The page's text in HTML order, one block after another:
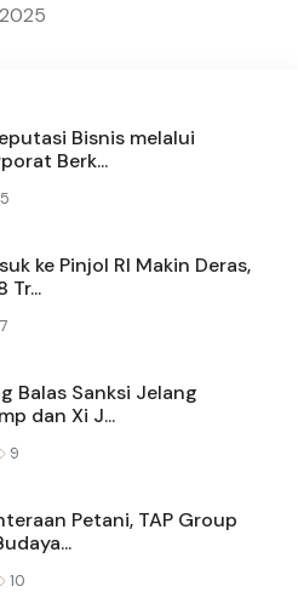
Bisnis melalui
Berk...
5
ke Pinjol RI Makin Deras,
Tr...
7
Balas Sanksi Jelang
dan Xi J...
9
Petani, TAP Group
10